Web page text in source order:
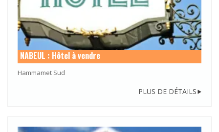
NABEUL : Hôtel à vendre
Hammamet Sud
PLUS DE DÉTAILS